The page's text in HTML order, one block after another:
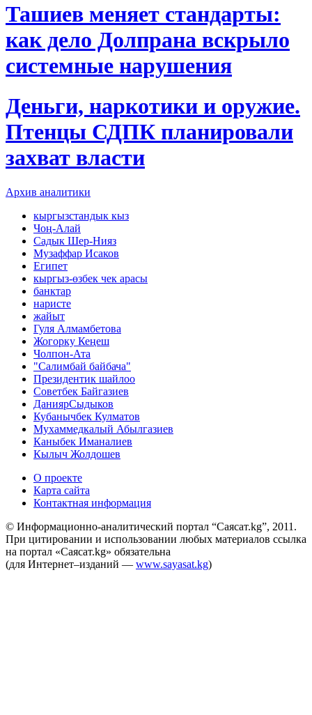
Ташиев меняет стандарты:
как дело Долпрана вскрыло
системные нарушения
Деньги, наркотики и оружие.
Птенцы СДПК планировали
захват власти
Архив аналитики
кыргызстандык кыз
Чоң-Алай
Садык Шер-Нияз
Музаффар Исаков
Египет
кыргыз-өзбек чек арасы
банктар
наристе
жайыт
Гуля Алмамбетова
Жогорку Кеңеш
Чолпон-Ата
"Салимбай байбача"
Президентик шайлоо
Советбек Байгазиев
ДаниярСыдыков
Кубанычбек Кулматов
Мухаммедкалый Абылгазиев
Каныбек Иманалиев
Кылыч Жолдошев
О проекте
Карта сайта
Контактная информация
© Информационно-аналитический портал “Саясат.kg”, 2011.
При цитировании и использовании любых материалов ссылка
на портал «Саясат.kg» обязательна
(для Интернет–изданий — www.sayasat.kg)